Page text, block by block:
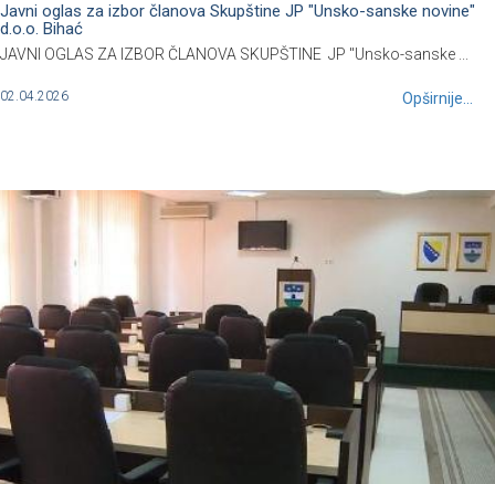
Javni oglas za izbor članova Skupštine JP "Unsko-sanske novine"
d.o.o. Bihać
JAVNI OGLAS ZA IZBOR ČLANOVA SKUPŠTINE JP "Unsko-sanske ...
02.04.2026 Opširnije...